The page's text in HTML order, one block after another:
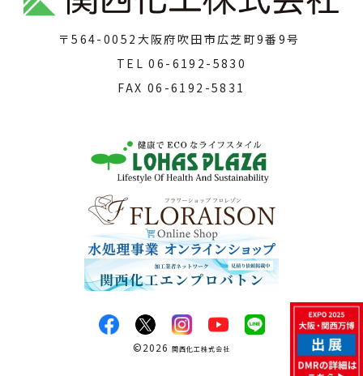
〒564-0052 大阪府吹田市広芝町9番9号
TEL06-6192-5830
FAX 06-6192-5831
©2026 関西化工株式会社